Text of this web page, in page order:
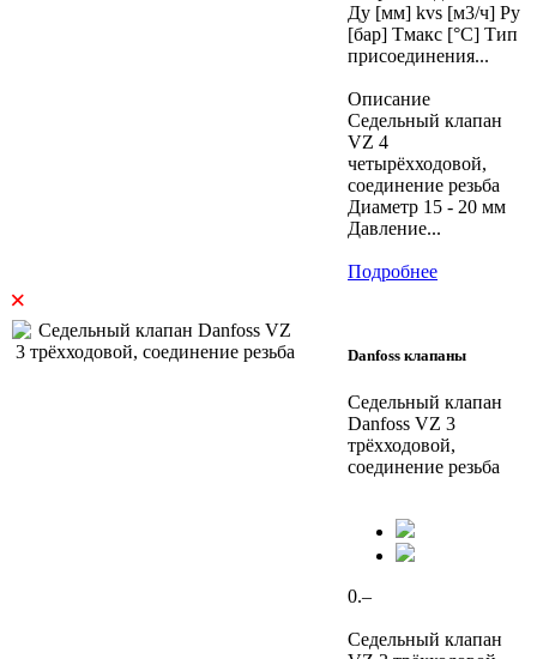
Ду [мм] kvs [м3/ч] Ру
[бар] Тмакс [°C] Тип
присоединения...
Описание
Седельный клапан
VZ 4
четырёхходовой,
соединение резьба
Диаметр 15 - 20 мм
Давление...
Подробнее
×
Danfoss клапаны
Седельный клапан
Danfoss VZ 3
трёхходовой,
соединение резьба
0.–
Седельный клапан